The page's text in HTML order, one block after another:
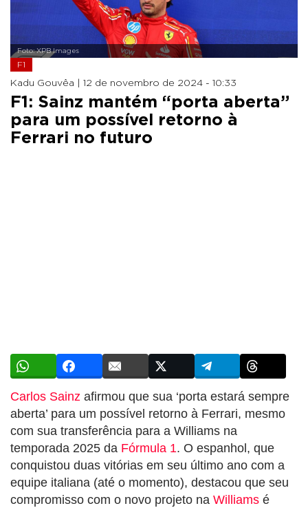
Foto: XPB Images
F1
Kadu Gouvêa | 12 de novembro de 2024 - 10:33
F1: Sainz mantém “porta aberta”
para um possível retorno à
Ferrari no futuro
Carlos Sainz afirmou que sua ‘porta estará sempre
aberta’ para um possível retorno à Ferrari, mesmo
com sua transferência para a Williams na
temporada 2025 da Fórmula 1. O espanhol, que
conquistou duas vitórias em seu último ano com a
equipe italiana (até o momento), destacou que seu
compromisso com o novo projeto na Williams é